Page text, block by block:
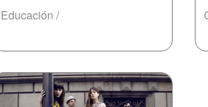
Educación /